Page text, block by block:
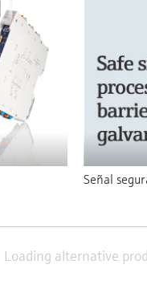
Señal
Loading alternative